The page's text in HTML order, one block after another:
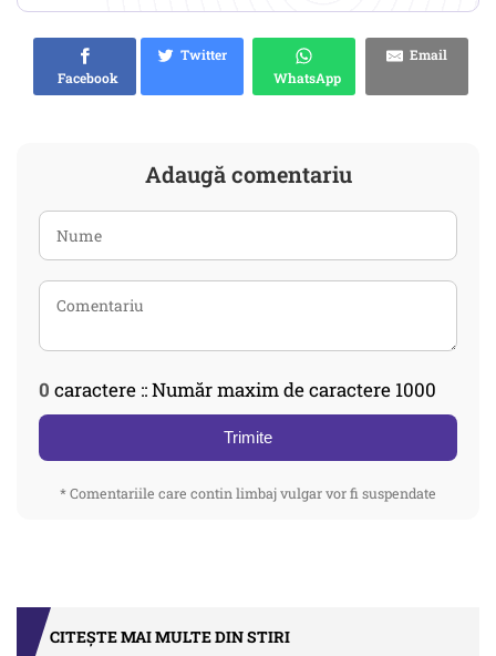
Facebook
Twitter
WhatsApp
Email
Adaugă comentariu
0 caractere :: Număr maxim de caractere 1000
Trimite
* Comentariile care contin limbaj vulgar vor fi suspendate
CITEȘTE MAI MULTE DIN STIRI